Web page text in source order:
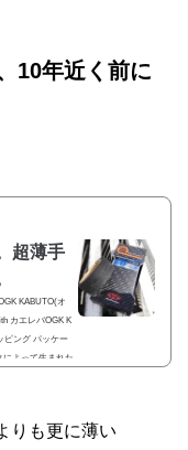
10年近く前に
超薄手
KABUTO(オ
カエレバOGK K
ピング パッケー
によって生まれた
りも更に薄い